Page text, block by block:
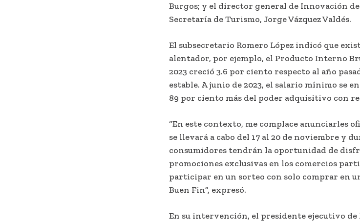
Burgos; y el director general de Innovación
Secretaría de Turismo, Jorge Vázquez Valdés.
El subsecretario Romero López indicó que
alentador, por ejemplo, el Producto Interno
2023 creció 3.6 por ciento respecto al año
estable. A junio de 2023, el salario mínimo se
89 por ciento más del poder adquisitivo con
“En este contexto, me complace anunciarles
se llevará a cabo del 17 al 20 de noviembre y
consumidores tendrán la oportunidad de
promociones exclusivas en los comercios
participar en un sorteo con solo comprar en
Buen Fin”, expresó.
En su intervención, el presidente ejecutivo